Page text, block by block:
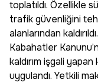
toplatıldı. Özellikle
trafik güvenliğini
alanlarından
Kabahatler
kaldırım işgali
uygulandı. Yetkili